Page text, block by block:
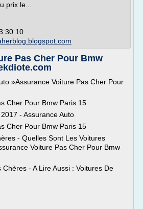
prix le...
Pas Cher Pour Bmw
»Assurance Voiture Pas Cher Pour
Cher Pour Bmw Paris 15
- Assurance Auto
Cher Pour Bmw Paris 15
- Quelles Sont Les Voitures
Voiture Pas Cher Pour Bmw
- A Lire Aussi : Voitures De